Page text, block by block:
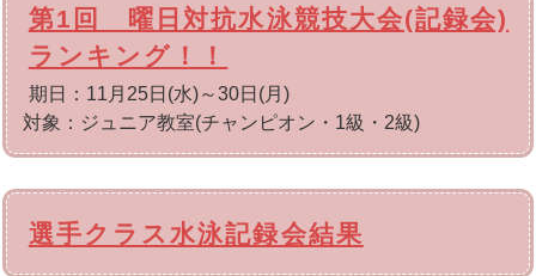
第1回 曜日対抗水泳競技大会(記録会)
ランキング！！
期日：11月25日(水)～30日(月)
対象：ジュニア教室(チャンピオン・1級・2級)
選手クラス水泳記録会結果